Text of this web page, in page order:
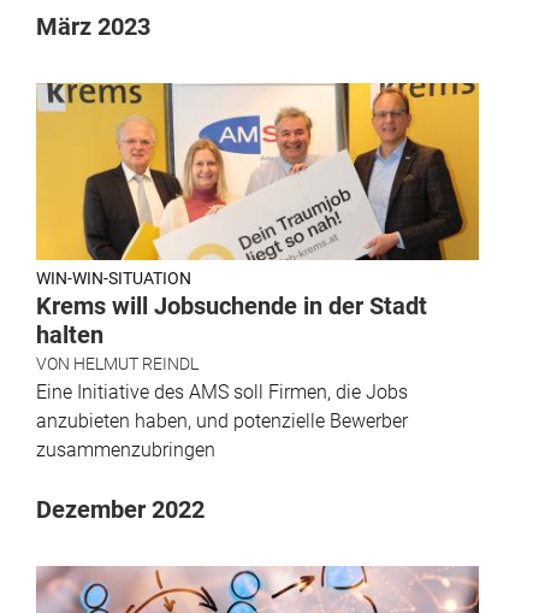
März 2023
WIN-WIN-SITUATION
Krems will Jobsuchende in der Stadt
halten
VON HELMUT REINDL
Eine Initiative des AMS soll Firmen, die Jobs
anzubieten haben, und potenzielle Bewerber
zusammenzubringen
Dezember 2022